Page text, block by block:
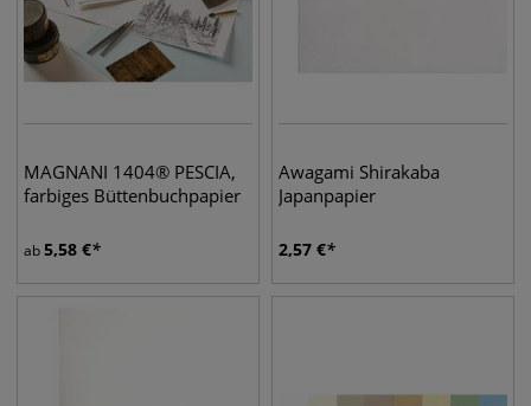
MAGNANI 1404® PESCIA,
farbiges Büttenbuchpapier
ab5,58 €
Awagami Shirakaba
Japanpapier
2,57 €